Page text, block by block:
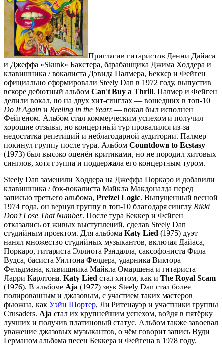
Пригласив гитаристов Денни Дайаса
и Джеффа «Skunk» Бакстера, барабанщика Джима Ходдера и
клавишника / вокалиста Дэвида Палмера, Беккер и Фейген
официально сформировали Steely Dan в 1972 году, выпустив
вскоре дебютный альбом Can't Buy a Thrill. Палмер и Фейген
делили вокал, но на двух хит-синглах — вошедших в топ-10
Do It Again и Reeling in the Years — вокал был исполнен
Фейгеном. Альбом стал коммерческим успехом и получил
хорошие отзывы, но концертный тур провалился из-за
недостатка репетиций и неблагодарной аудитории. Палмер
покинул группу после тура. Альбом Countdown to Ecstasy
(1973) был высоко оценён критиками, но не породил хитовых
синглов, хотя группа и поддержала его концертным туром.
Steely Dan заменили Ходдера на Джеффа Поркаро и добавили
клавишника / бэк-вокалиста Майкла Макдоналда перед
записью третьего альбома, Pretzel Logic. Выпущенный весной
1974 года, он вернул группу в топ-10 благодаря синглу Rikki
Don't Lose That Number. После тура Беккер и Фейген
отказались от живых выступлений, сделав Steely Dan
студийным проектом. Для альбома Katy Lied (1975) дуэт
нанял множество студийных музыкантов, включая Дайаса,
Поркаро, гитариста Эллиота Рэндалла, саксофониста Фила
Вудса, басиста Уилтона Фелдера, ударника Виктора
Фельдмана, клавишника Майкла Омаршена и гитариста
Ларри Карлтона. Katy Lied стал хитом, как и The Royal Scam
(1976). В альбоме Aja (1977) звук Steely Dan стал более
полированным и джазовым, с участием таких мастеров
фьюжна, как Уэйн Шортер, Ли Ритенауэр и участники группы
Crusaders. Aja стал их крупнейшим успехом, войдя в пятёрку
лучших и получив платиновый статус. Альбом также завоевал
уважение джазовых музыкантов, о чём говорит запись Вуди
Германом альбома песен Беккера и Фейгена в 1978 году.